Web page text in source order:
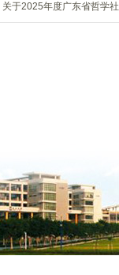
关于2025年度广东省哲学